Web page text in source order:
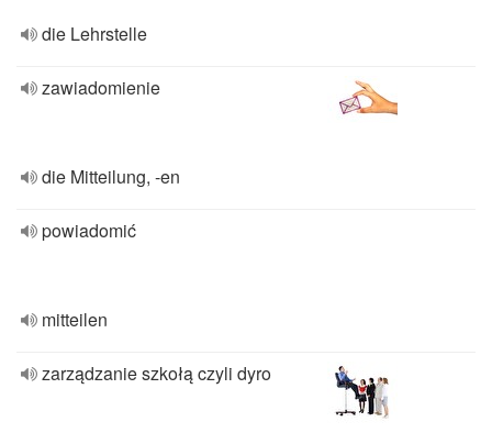
die Lehrstelle
zawiadomienie
die Mitteilung, -en
powiadomić
mitteilen
zarządzanie szkołą czyli dyro